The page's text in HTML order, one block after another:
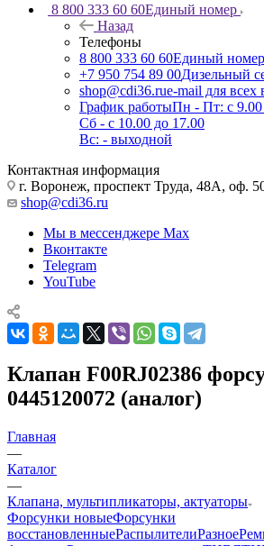
8 800 333 60 60Единый номер
Назад
Телефоны
8 800 333 60 60Единый номер
+7 950 754 89 00Дизельный
shop@cdi36.rue-mail для всех
График работыПн - Пт: с 9.00
Сб - с 10.00 до 17.00
Вс: - выходной
Контактная информация
г. Воронеж, проспект Труда, 48А, оф.
shop@cdi36.ru
Мы в мессенджере Max
Вконтакте
Telegram
YouTube
Клапан F00RJ02386
0445120072 (аналог)
Главная
—
Каталог
—
Клапана, мультипликаторы, актуаторы
Форсунки новыеФорсунки
восстановленныеРаспылителиРазное